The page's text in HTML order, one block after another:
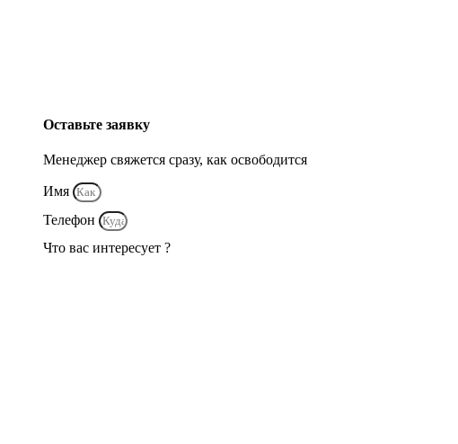
Оставьте заявку
Менеджер свяжется сразу, как освободится
Имя
Телефон
Что вас интересует ?